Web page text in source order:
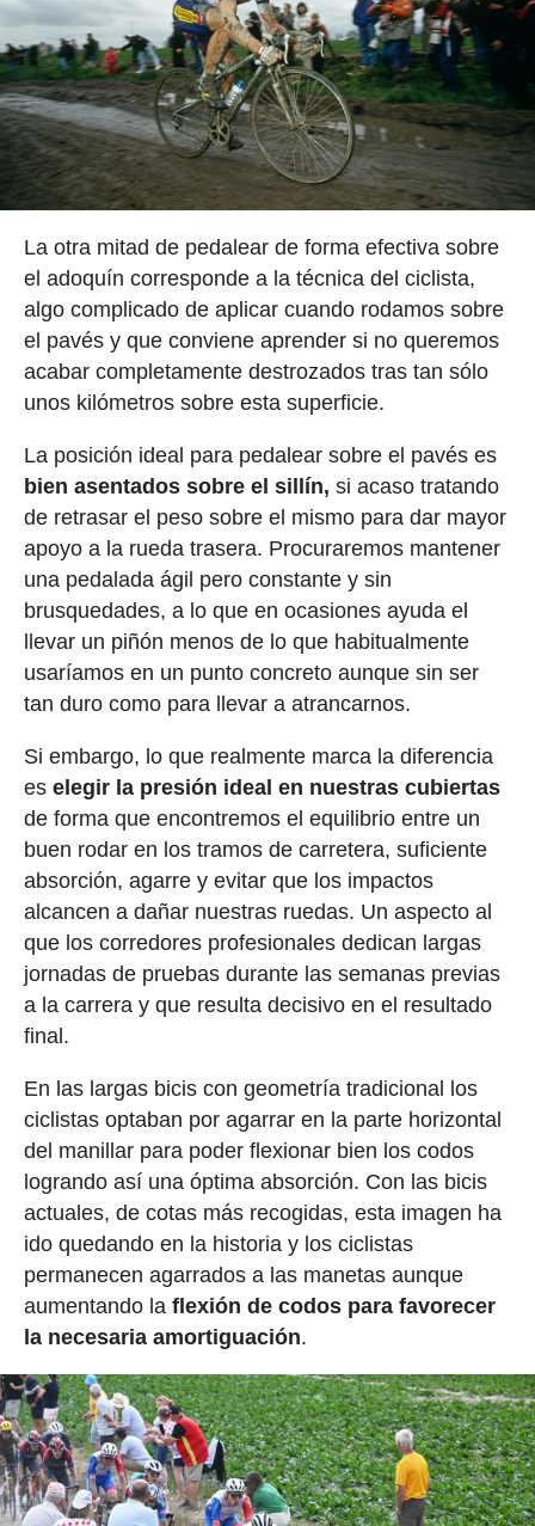
La otra mitad de pedalear de forma efectiva sobre
el adoquín corresponde a la técnica del ciclista,
algo complicado de aplicar cuando rodamos sobre
el pavés y que conviene aprender si no queremos
acabar completamente destrozados tras tan sólo
unos kilómetros sobre esta superficie.
La posición ideal para pedalear sobre el pavés es
bien asentados sobre el sillín, si acaso tratando
de retrasar el peso sobre el mismo para dar mayor
apoyo a la rueda trasera. Procuraremos mantener
una pedalada ágil pero constante y sin
brusquedades, a lo que en ocasiones ayuda el
llevar un piñón menos de lo que habitualmente
usaríamos en un punto concreto aunque sin ser
tan duro como para llevar a atrancarnos.
Si embargo, lo que realmente marca la diferencia
es elegir la presión ideal en nuestras cubiertas
de forma que encontremos el equilibrio entre un
buen rodar en los tramos de carretera, suficiente
absorción, agarre y evitar que los impactos
alcancen a dañar nuestras ruedas. Un aspecto al
que los corredores profesionales dedican largas
jornadas de pruebas durante las semanas previas
a la carrera y que resulta decisivo en el resultado
final.
En las largas bicis con geometría tradicional los
ciclistas optaban por agarrar en la parte horizontal
del manillar para poder flexionar bien los codos
logrando así una óptima absorción. Con las bicis
actuales, de cotas más recogidas, esta imagen ha
ido quedando en la historia y los ciclistas
permanecen agarrados a las manetas aunque
aumentando la flexión de codos para favorecer
la necesaria amortiguación.